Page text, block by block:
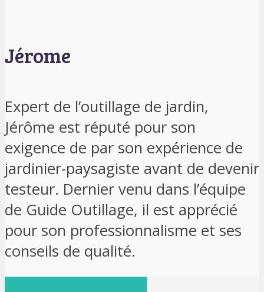
Jérome
Expert de l’outillage de jardin,
Jérôme est réputé pour son
exigence de par son expérience de
jardinier-paysagiste avant de devenir
testeur. Dernier venu dans l’équipe
de Guide Outillage, il est apprécié
pour son professionnalisme et ses
conseils de qualité.